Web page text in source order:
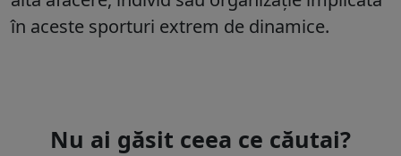
în aceste sporturi extrem de dinamice.
Nu ai găsit ceea ce căutai?